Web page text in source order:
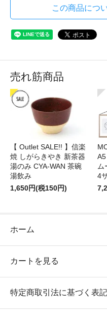
この商品につ
売れ筋商品
【 Outlet SALE!! 】信楽
焼 しがらきやき 新茶器
湯のみ CYA-WAN 茶碗
湯飲み
1,650円(税150円)
A5
ム
4
ホーム
カートを見る
特定商取引法に基づく表記